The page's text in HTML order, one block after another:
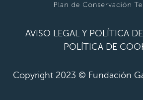
AVISO LEGAL Y POLÍTICA
POLÍTICA DE
Copyright 2023 © Fundación